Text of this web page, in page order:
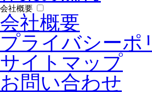
会社概要
会社概要
プライバシーポ
サイトマップ
お問い合わせ